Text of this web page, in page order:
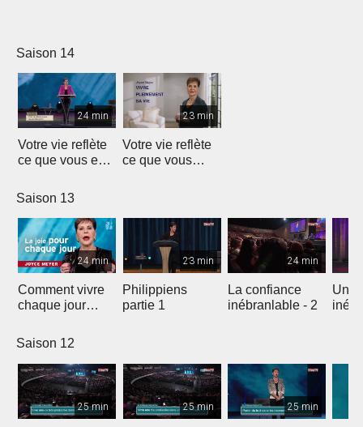
Saison 14
24 min
Votre vie reflète
ce que vous en
23 min
Votre vie reflète
ce que vous
Saison 13
24 min
Comment vivre
chaque jour
23 min
Philippiens
partie 1
24 min
La confiance
inébranlable - 2
Une
Saison 12
25 min 25 min 25 min